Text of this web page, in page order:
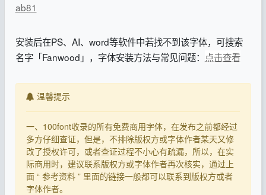
ab81
安装后在PS、AI、word等软件中若找不到该字体，可搜索
名字「Fanwood」，字体安装方法与常见问题： 点击查看
温馨提示
一、100font收录的所有免费商用字体，在发布之前都经过
多方仔细查证，但是，不排除版权方或字体作者某天又修
改了授权许可，或者查证过程不小心有疏漏，所以，在实
际商用时，建议联系版权方或字体作者再次核实，通过上
面 “ 参考资料 ” 里面的链接一般都可以联系到版权方或者
字体作者。